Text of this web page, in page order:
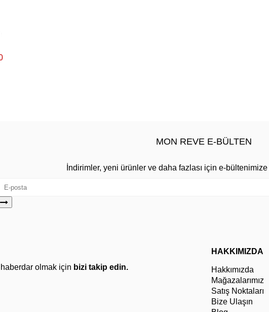
MON REVE E-BÜLTEN
İndirimler, yeni ürünler ve daha fazlası için e-bültenimize
olmak için bizi takip edin.
HAKKIMIZDA
Hakkımızda
Mağazalarımız
Satış Noktaları
Bize Ulaşın